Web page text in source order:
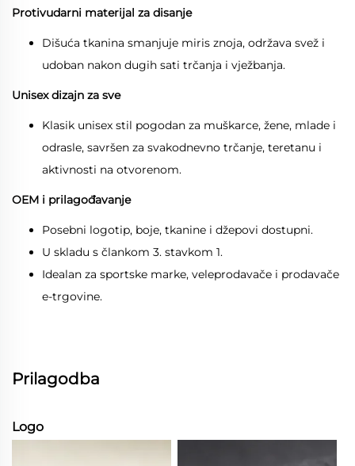
Protivudarni materijal za disanje
Dišuća tkanina smanjuje miris znoja, održava svež i
udoban nakon dugih sati trčanja i vježbanja.
Unisex dizajn za sve
Klasik unisex stil pogodan za muškarce, žene, mlade i
odrasle, savršen za svakodnevno trčanje, teretanu i
aktivnosti na otvorenom.
OEM i prilagođavanje
Posebni logotip, boje, tkanine i džepovi dostupni.
U skladu s člankom 3. stavkom 1.
Idealan za sportske marke, veleprodavače i prodavače
e-trgovine.
Prilagodba
Logo